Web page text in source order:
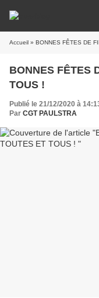
Accueil » BONNES FÊTES DE
BONNES FÊTES
TOUS !
Publié le 21/12/2020 à
Par CGT PAULSTRA